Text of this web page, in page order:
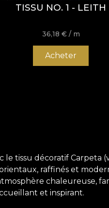
TISSU NO. 1 - LEITH
36,18 € / m
Acheter
tissu décoratif Carpeta
raffinés et
chaleureuse,
et inspirant.